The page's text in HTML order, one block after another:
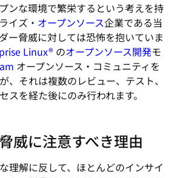
ンな環境で繁栄するという考えを持
イズ・ オープンソース企業である当
ー脅威に対しては恐怖を抱いていま
Linux® のオープンソース開発モ
オープンソース・コミュニティを
、それは複数のレビュー、テスト、
スを経た後にのみ行われます。
威に注意すべき理由
理解に反して、ほとんどのインサイ